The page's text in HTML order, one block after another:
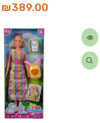
₪389.00